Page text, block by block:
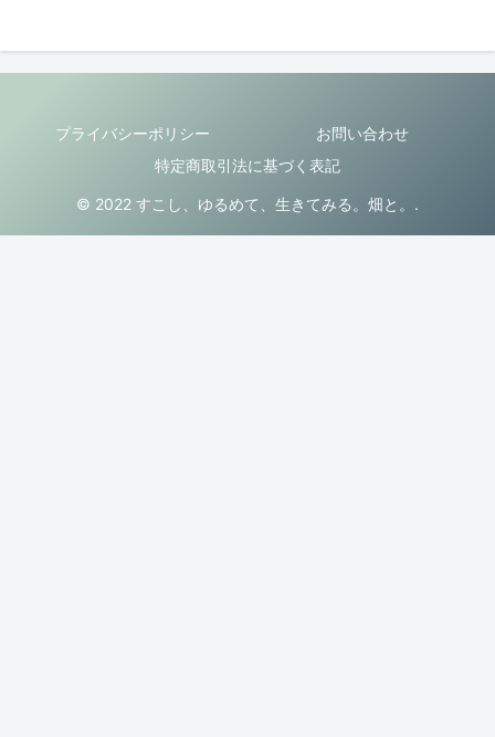
プライバシーポリシー
お問い合わせ
特定商取引法に基づく表記
© 2022 すこし、ゆるめて、生きてみる。畑と。.